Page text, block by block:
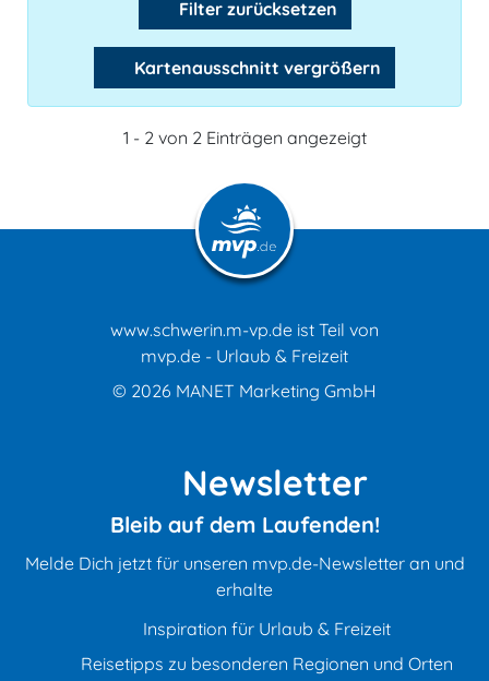
Filter zurücksetzen
Kartenausschnitt vergrößern
1 - 2 von 2 Einträgen angezeigt
www.schwerin.m-vp.de ist Teil von
mvp.de - Urlaub & Freizeit
© 2026 MANET Marketing GmbH
Newsletter
Bleib auf dem Laufenden!
Melde Dich jetzt für unseren mvp.de-Newsletter an und
erhalte
Inspiration für Urlaub & Freizeit
Reisetipps zu besonderen Regionen und Orten